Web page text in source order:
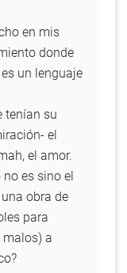
en mis
donde
un lenguaje
tenían su
el
el amor.
es sino el
obra de
para
a